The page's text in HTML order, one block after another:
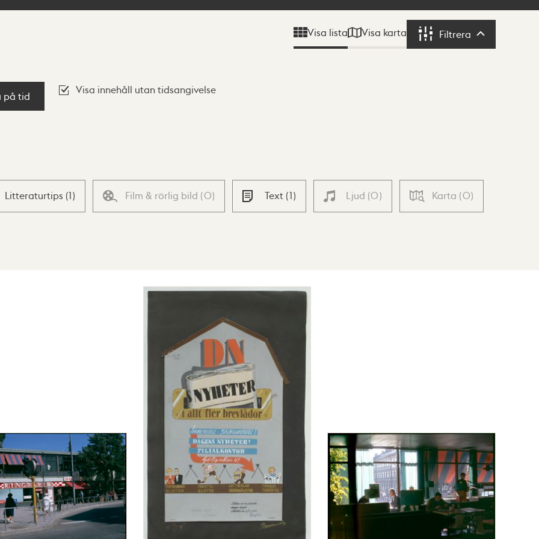
Visa lista Visa karta Filtrera Filtrera
på tid
Visa innehåll utan tidsangivelse
Litteraturtips (1) Film & rörlig bild (0) Text (1) Ljud (0) Karta (0)